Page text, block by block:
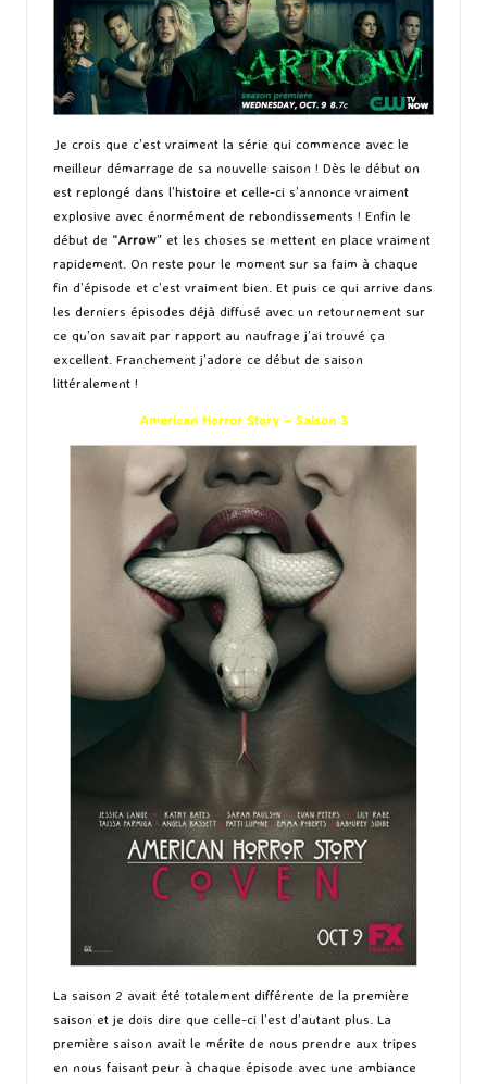
Je crois que c’est vraiment la série qui commence avec le
meilleur démarrage de sa nouvelle saison ! Dès le début on
est replongé dans l’histoire et celle-ci s’annonce vraiment
explosive avec énormément de rebondissements ! Enfin le
début de “Arrow” et les choses se mettent en place vraiment
rapidement. On reste pour le moment sur sa faim à chaque
fin d’épisode et c’est vraiment bien. Et puis ce qui arrive dans
les derniers épisodes déjà diffusé avec un retournement sur
ce qu’on savait par rapport au naufrage j’ai trouvé ça
excellent. Franchement j’adore ce début de saison
littéralement !
American Horror Story – Saison 3
La saison 2 avait été totalement différente de la première
saison et je dois dire que celle-ci l’est d’autant plus. La
première saison avait le mérite de nous prendre aux tripes
en nous faisant peur à chaque épisode avec une ambiance